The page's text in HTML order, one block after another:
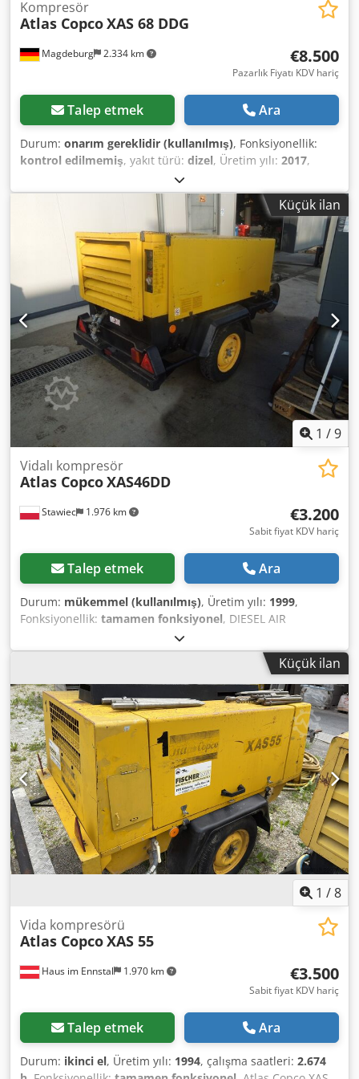
Magdeburg 2.334 km
Kompresör
Atlas CopcoXAS 68 DDG
€8.500
Pazarlık Fiyatı KDV hariç
Talep etmek Ara
Durum: onarım gereklidir (kullanılmış), Fonksiyonellik:
kontrol edilmemiş, yakıt türü: dizel, Üretim yılı: 2017,
, Atlas Copco XAS 68 DDG
kompresörü, üretim yılı 2017, 1154 çalışma saati, hacim
akışı 3,5 m³, acil güç çıkışı 12,5 kVA, bağlantılar: 1 x 230
Volt, 2 x 400 Volt, seri numarası YA3064303H0461812, aksı
eğilmiş, kompresör bunun dışında çalışır durumda, tip
onayı/ruhsatı mevcut. Dwedpfx Afey Aktasmoa
Küçük ilan
1 /9
Stawiec 1.976 km
Vidalı kompresör
Atlas CopcoXAS46DD
€3.200
Sabit fiyat KDV hariç
Talep etmek Ara
Durum: mükemmel (kullanılmış), Üretim yılı: 1999,
Fonksiyonellik: tamamen fonksiyonel, DIESEL AIR
COMPRESSOR ATLAS COPCO XAS46DD after maintenance
service!!! Dodpfxsx A T D Ss Afmewa Compressor
registered in Poland. Technical specifications: Capacity:
2.60 m3/min; Working pressure: 7 bar; Engine: DEUTZ
F2M1011 Operating hours: 1355h!!! Compressor fully
operational, ready for work, warranty included. Net price:
13,500 PLN Gross price: 16,605 PLN
Küçük ilan
1 /8
Haus im Ennstal 1.970 km
Vida kompresörü
Atlas CopcoXAS 55
€3.500
Sabit fiyat KDV hariç
Talep etmek Ara
Durum: ikinci el, Üretim yılı: 1994, çalışma saatleri: 2.674